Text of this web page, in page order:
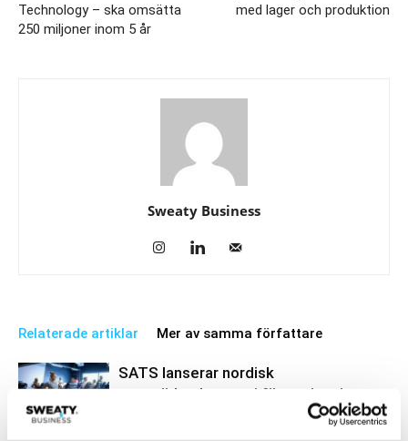
Technology – ska omsätta
250 miljoner inom 5 år
med lager och produktion
Sweaty Business
Relaterade artiklar Mer av samma författare
Business
SATS lanserar nordisk
varumärkeskampanj för att inspirera